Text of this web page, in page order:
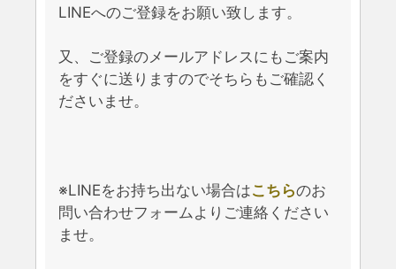
LINEへのご登録をお願い致します。
又、ご登録のメールアドレスにもご案内
をすぐに送りますのでそちらもご確認く
ださいませ。
※LINEをお持ち出ない場合はこちらのお
問い合わせフォームよりご連絡ください
ませ。